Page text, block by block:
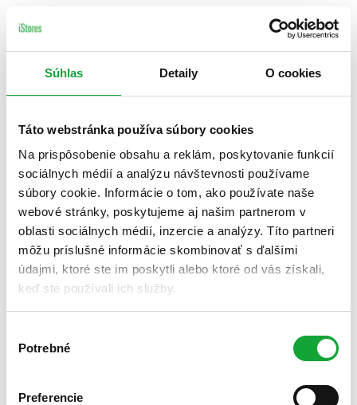
Súhlas Detaily O cookies
Táto webstránka používa súbory cookies
Na prispôsobenie obsahu a reklám, poskytovanie funkcií
sociálnych médií a analýzu návštevnosti používame
súbory cookie. Informácie o tom, ako používate naše
webové stránky, poskytujeme aj našim partnerom v
oblasti sociálnych médií, inzercie a analýzy. Títo partneri
môžu príslušné informácie skombinovať s ďalšími
údajmi, ktoré ste im poskytli alebo ktoré od vás získali,
keď ste používali ich služby.
súhlasu
Potrebné
Preferencie